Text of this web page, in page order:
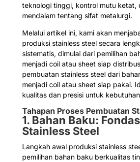
teknologi tinggi, kontrol mutu ketat,
mendalam tentang sifat metalurgi.
Melalui artikel ini, kami akan
produksi stainless steel secara
sistematis, dimulai dari pemilihan
menjadi coil atau sheet siap
pembuatan stainless steel dari
menjadi coil atau sheet siap pakai.
kualitas dan presisi untuk
Tahapan Proses Pembuatan
1. Bahan Baku:
Stainless Steel
Langkah awal produksi stainless
pemilihan bahan baku berkualitas